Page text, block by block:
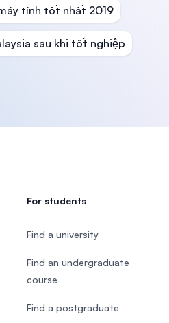
tính tốt nhất 2019
sau khi tốt nghiệp
For students
Find a university
Find an undergraduate
course
Find a postgraduate